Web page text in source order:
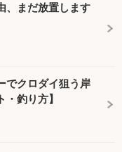
、まだ放置します
でクロダイ狙う岸
釣り方】